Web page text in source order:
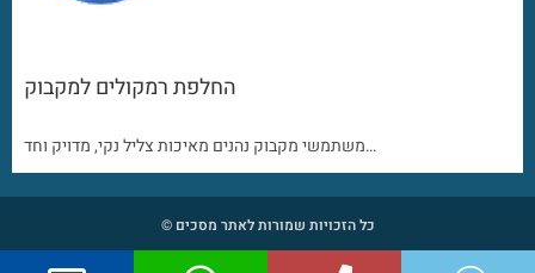
החלפת רמקולים למקבוק
משתמשי מקבוק נהנים מאיכות צליל נקי, מדויק וחד…
כל הזכויות שמורות לאתר מסכים ©